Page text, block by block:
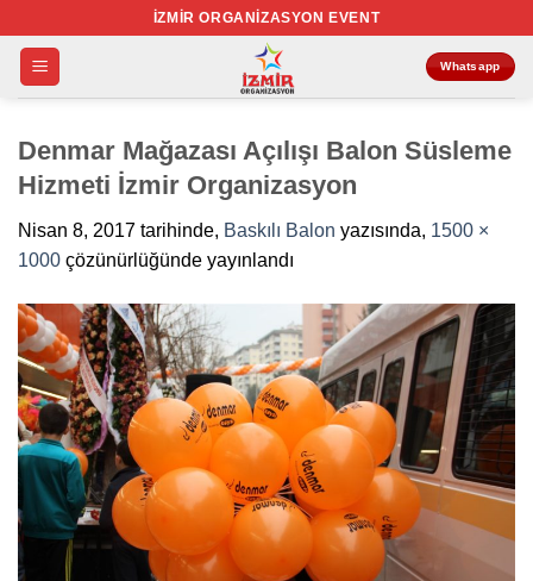
atla
İZMIR ORGANIZASYON EVENT
Whatsapp
Denmar Mağazası Açılışı Balon Süsleme
Hizmeti İzmir Organizasyon
Nisan 8, 2017 tarihinde, Baskılı Balon yazısında, 1500 ×
1000 çözünürlüğünde yayınlandı